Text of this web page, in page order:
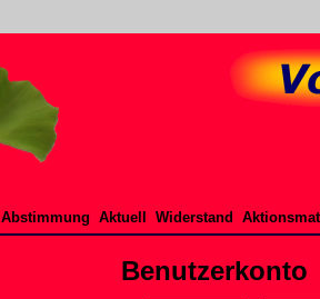
Abstimmung Aktuell Widerstand
Benutzerkonto